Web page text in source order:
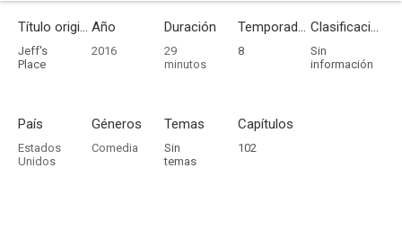
Título original
Jeff's
Place
Año
2016
Duración
29
minutos
Temporadas
8
Clasificación por edades
Sin
información
País
Estados
Unidos
Géneros
Comedia
Temas
Sin
temas
Capítulos
102